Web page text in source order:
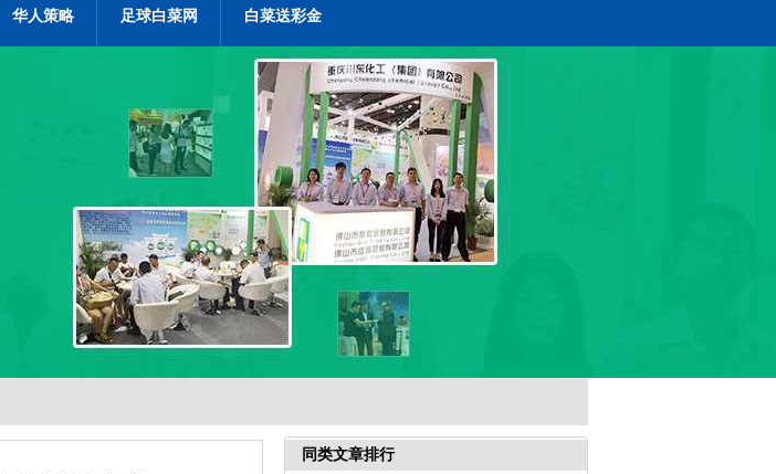
华人策略 足球白菜网 白菜送彩金
同类文章排行